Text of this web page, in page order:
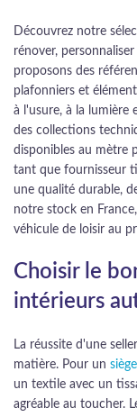
Découvrez notre
rénover,
proposons des
plafonniers et
à l'usure, à la lumière
des collections
disponibles au mètre
tant que fournisseur
une qualité durable,
notre stock en
véhicule de loisir au
Choisir le
intérieurs
La réussite d'une
matière. Pour un siège
un textile avec un
agréable au toucher.